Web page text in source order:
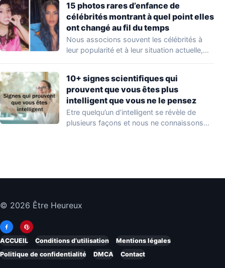
15 photos rares d’enfance de
célébrités montrant à quel point elles
ont changé au fil du temps
Nous associons souvent les célébrités à
leur popularité et à leur situation actuelle,
10+ signes scientifiques qui
prouvent que vous êtes plus
intelligent que vous ne le pensez
Etre quelqu’un d’intelligent se révèle de
plusieurs façons et nous ne connaissons
© 2026 Être Heureux
ACCUEIL Conditions d’utilisation
Mentions légales
Politique de confidentialité
DMCA Contact